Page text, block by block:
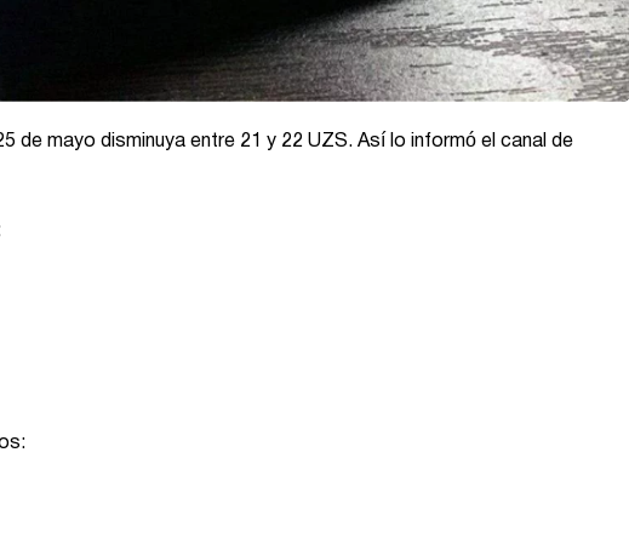
de mayo disminuya entre 21 y 22 UZS. Así lo informó el canal de